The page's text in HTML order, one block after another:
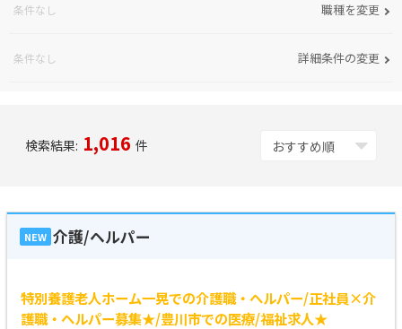
条件なし 職種を変更
条件なし 詳細条件の変更
検索結果: 1,016 件
NEW 介護/ヘルパー
特別養護老人ホーム一晃での介護職・ヘルパー/正社員×介
護職・ヘルパー募集★/豊川市での医療/福祉求人★